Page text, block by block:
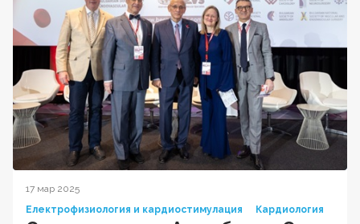
17 мар 2025
Електрофизиология и кардиостимулация
Кардиология